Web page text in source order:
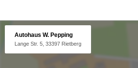
Autohaus W. Pepping
Lange Str. 5, 33397 Rietberg